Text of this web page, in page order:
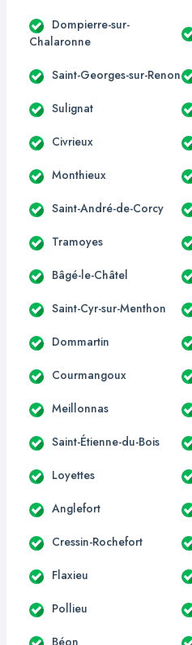
Dompierre-sur-
Chalaronne
Saint-Georges-sur-Renon
Sulignat
Civrieux
Monthieux
Saint-André-de-Corcy
Tramoyes
Bâgé-le-Châtel
Saint-Cyr-sur-Menthon
Dommartin
Courmangoux
Meillonnas
Saint-Étienne-du-Bois
Loyettes
Anglefort
Cressin-Rochefort
Flaxieu
Pollieu
Béon